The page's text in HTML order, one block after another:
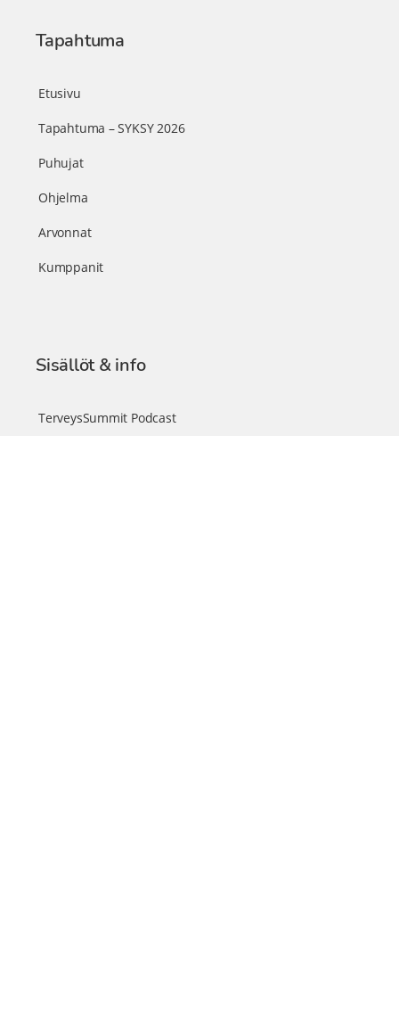
Tapahtuma
Etusivu
Tapahtuma – SYKSY 2026
Puhujat
Ohjelma
Arvonnat
Kumppanit
Sisällöt & info
TerveysSummit Podcast